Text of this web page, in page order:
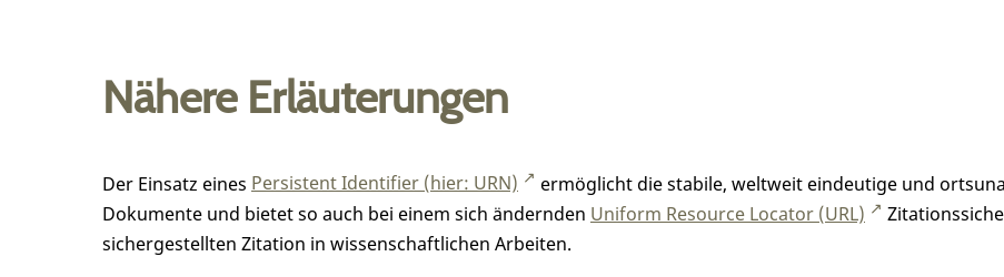
Nähere Erläuterungen
Der Einsatz eines Persistent Identifier (hier: URN)
ermöglicht die stabile, weltweit eindeutige und
Dokumente und bietet so auch bei einem sich ändernden Uniform Resource Locator (URL)
sichergestellten Zitation in wissenschaftlichen Arbeiten.